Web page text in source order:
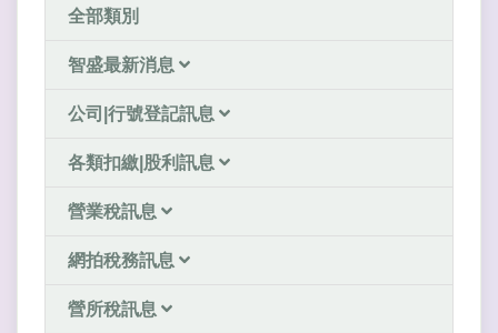
全部類別
智盛最新消息
公司|行號登記訊息
各類扣繳|股利訊息
營業稅訊息
網拍稅務訊息
營所稅訊息